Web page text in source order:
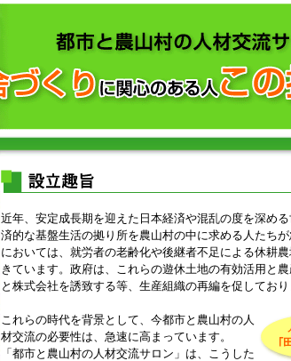
近年、安定成長期を迎えた日本経済や混乱の度を深め
済的な基盤生活の拠り所を農山村の中に求める人たち
においては、就労者の老齢化や後継者不足による休耕
きています。政府は、これらの遊休土地の有効活用と
と株式会社を誘致する等、生産組織の再編を促しており
これらの時代を背景として、今都市と農山村の人
材交流の必要性は、急速に高まっています。
「都市と農山村の人材交流サロン」は、こうした